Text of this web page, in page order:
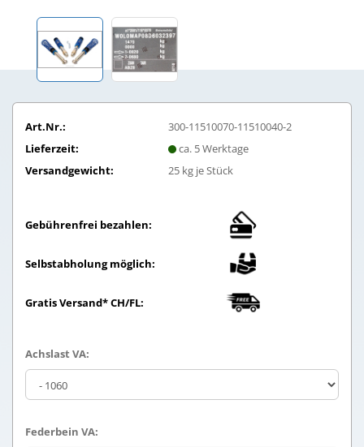
Art.Nr.:
300-11510070-11510040-2
Lieferzeit:
ca. 5 Werktage
Versandgewicht:
25kg je Stück
Gebührenfrei bezahlen:
Selbstabholung möglich:
Gratis Versand* CH/FL:
Achslast VA:
Federbein VA: